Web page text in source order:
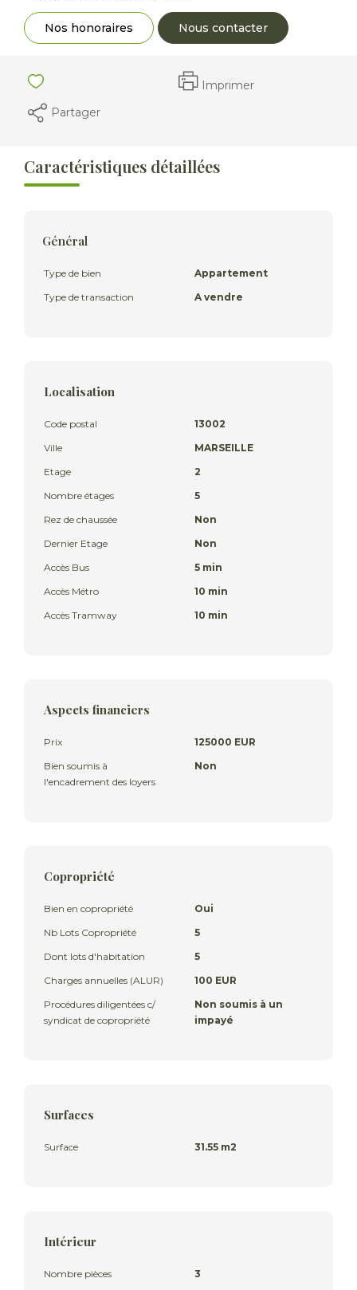
Nos honoraires Nous contacter
Imprimer
Partager
Caractéristiques détaillées
Général
Type de bien
Appartement
Type de transaction
A vendre
Localisation
Code postal
13002
Ville
MARSEILLE
Etage
2
Nombre étages
5
Rez de chaussée
Non
Dernier Etage
Non
Accès Bus
5 min
Accès Métro
10 min
Accès Tramway
10 min
Aspects financiers
Prix
125000 EUR
Bien soumis à
l'encadrement des loyers
Non
Copropriété
Bien en copropriété
Oui
Nb Lots Copropriété
5
Dont lots d'habitation
5
Charges annuelles (ALUR)
100 EUR
Procédures diligentées c/
syndicat de copropriété
Non soumis à un
impayé
Surfaces
Surface 31.55 m2
Intérieur
Nombre pièces 3